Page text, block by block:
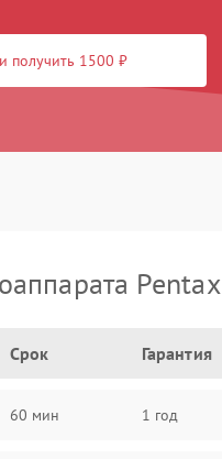
получить 1500 ₽
Pentax
Срок Гарантия
60 мин 1 год